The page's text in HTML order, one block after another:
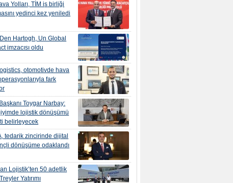
Yolları, TİM iş birliği
yedinci kez yeniledi
Hartogh, Un Global
imzacısı oldu
otomotivde hava
fark
Toygar Narbay:
lojistik dönüşümü
belirleyecek
tedarik zincirinde dijital
dönüşüme odaklandı
Lojistik’ten 50 adetlik
Yatırımı